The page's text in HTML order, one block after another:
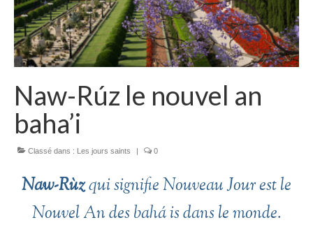
Un débordement d’actions
Actualités
Naw-Rúz le nouvel an
baha’i
Classé dans : Les jours saints | 0
Naw-Rùzqui signifie Nouveau Jour est le
Nouvel An des bahá is dans le monde.